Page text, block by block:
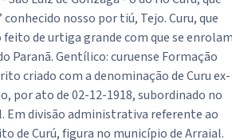
nosso por tiú, Tejo. Curu, que
de urtiga grande com que se
Paranã. Gentílico: curuense Formação
criado com a denominação de Curu ex-
por ato de 02-12-1918, subordinado no
Em divisão administrativa referente ao
de Curú, figura no município de Arraial.